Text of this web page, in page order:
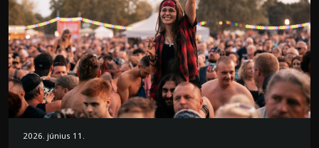
2026. június 11.